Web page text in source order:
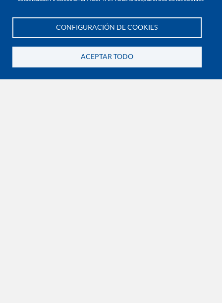
CONFIGURACIÓN DE COOKIES
ACEPTAR TODO
En Bogotá:+57 6015933004